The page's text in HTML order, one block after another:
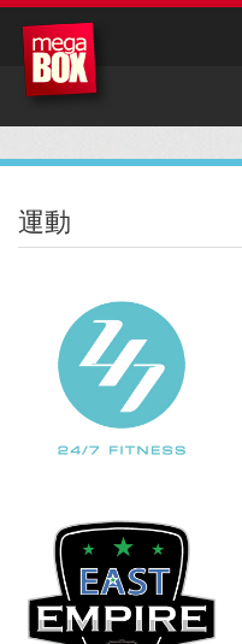
運動